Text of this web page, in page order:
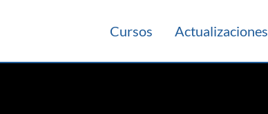
Cursos Actualizaciones